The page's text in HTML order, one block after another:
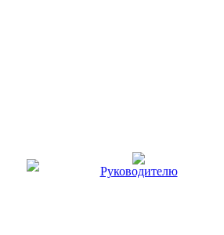
Руководителю